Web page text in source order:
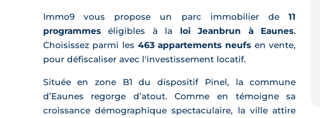
Immo9 vous propose un parc immobilier de11
programmeséligibles à la loi Jeanbrun à Eaunes.
Choisissez parmi les 463 appartements neufsen vente,
pour défiscaliser avec l'investissement locatif.
Située en zone B1 du dispositif Pinel, la commune
d’Eaunes regorge d’atout. Comme en témoigne sa
croissance démographique spectaculaire, la ville attire